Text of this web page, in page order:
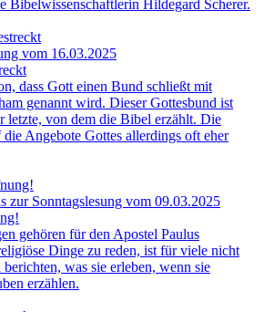
Bibelwissenschaftlerin Hildegard Scherer.
vom 16.03.2025
dass Gott einen Bund schließt mit
genannt wird. Dieser Gottesbund ist
letzte, von dem die Bibel erzählt. Die
Angebote Gottes allerdings oft eher
zur Sonntagslesung vom 09.03.2025
gehören für den Apostel Paulus
Dinge zu reden, ist für viele nicht
was sie erleben, wenn sie
erzählen.